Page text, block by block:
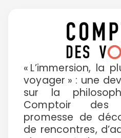
« L’immersion, la
voyager » : une
sur la
Comptoir des
promesse de
de rencontres,